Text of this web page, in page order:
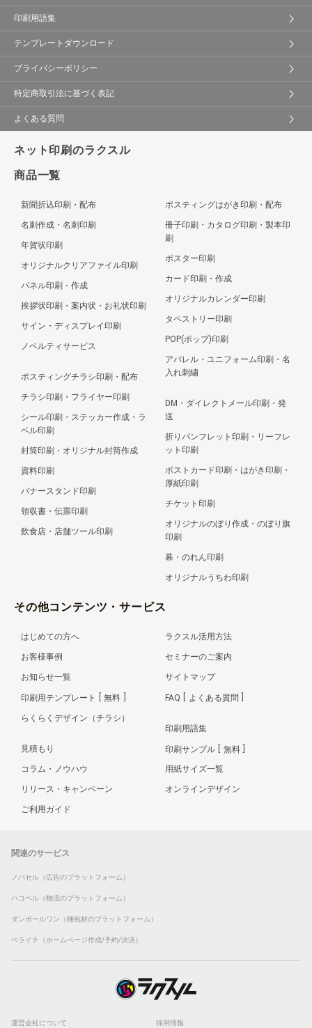
印刷用語集
テンプレートダウンロード
プライバシーポリシー
特定商取引法に基づく表記
よくある質問
ネット印刷のラクスル
商品一覧
新聞折込印刷・配布
名刺作成・名刺印刷
年賀状印刷
オリジナルクリアファイル印刷
パネル印刷・作成
挨拶状印刷・案内状・お礼状印刷
サイン・ディスプレイ印刷
ノベルティサービス
ポスティングチラシ印刷・配布
チラシ印刷・フライヤー印刷
シール印刷・ステッカー作成・ラ
ベル印刷
封筒印刷・オリジナル封筒作成
資料印刷
バナースタンド印刷
領収書・伝票印刷
飲食店・店舗ツール印刷
ポスティングはがき印刷・配布
冊子印刷・カタログ印刷・製本印
刷
ポスター印刷
カード印刷・作成
オリジナルカレンダー印刷
タペストリー印刷
POP(ポップ)印刷
アパレル・ユニフォーム印刷・名
入れ刺繍
DM・ダイレクトメール印刷・発
送
折りパンフレット印刷・リーフレ
ット印刷
ポストカード印刷・はがき印刷・
厚紙印刷
チケット印刷
オリジナルのぼり作成・のぼり旗
印刷
幕・のれん印刷
オリジナルうちわ印刷
その他コンテンツ・サービス
はじめての方へ
お客様事例
お知らせ一覧
印刷用テンプレート 無料
らくらくデザイン（チラシ）
見積もり
コラム・ノウハウ
リリース・キャンペーン
ご利用ガイド
ラクスル活用方法
セミナーのご案内
サイトマップ
FAQ よくある質問
印刷用語集
印刷サンプル 無料
用紙サイズ一覧
オンラインデザイン
関連のサービス
ノバセル（広告のプラットフォーム）
ハコベル（物流のプラットフォーム）
ダンボールワン（梱包材のプラットフォーム）
ペライチ（ホームページ作成/予約/決済）
運営会社について 採用情報